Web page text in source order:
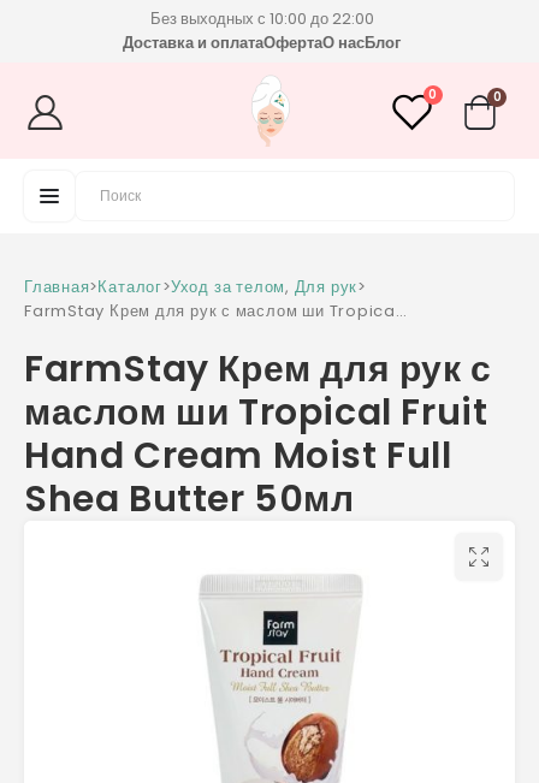
Без выходных с 10:00 до 22:00
Доставка и оплатаОфертаО насБлог
0 0
Главная>Каталог>Уход за телом, Для рук>
FarmStay Крем для рук с маслом ши Tropical
50мл
FarmStay Крем для рук с
маслом ши Tropical Fruit
Hand Cream Moist Full
Shea Butter 50мл